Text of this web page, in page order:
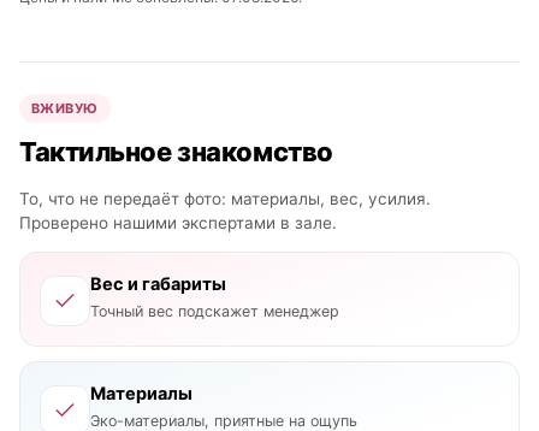
ВЖИВУЮ
Тактильное знакомство
То, что не передаёт фото: материалы, вес, усилия.
Проверено нашими экспертами в зале.
Вес и габариты
Точный вес подскажет менеджер
Материалы
Эко-материалы, приятные на ощупь